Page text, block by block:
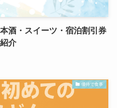
酒・スイーツ・宿泊割引券
介
優待で食事